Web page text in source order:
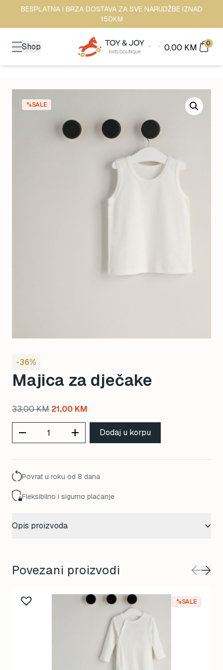
BESPLATNA I BRZA DOSTAVA ZA SVE NARUDŽBE IZNAD
150KM
Shop 0,00 KM 0
%SALE
-36%
Majica za dječake
33,00KM Original
price
21,00 KM
price
remove add Dodaj u korpu
Povrat u roku od 8 dana
Fleksibilno i sigurno plaćanje
Opis proizvoda
Povezani proizvodi
%SALE